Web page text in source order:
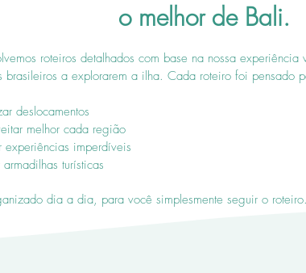
o melhor de Bali.
roteiros detalhados com base na nossa
brasileiros a explorarem a ilha. Cada roteiro foi pensado
deslocamentos
melhor cada região
imperdíveis
turísticas
dia a dia, para você simplesmente seguir o